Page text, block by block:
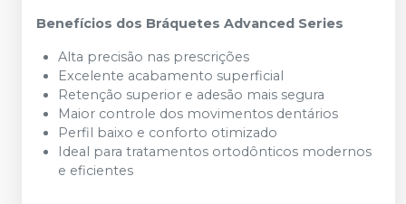
Benefícios dos Bráquetes Advanced Series
Alta precisão nas prescrições
Excelente acabamento superficial
Retenção superior e adesão mais segura
Maior controle dos movimentos dentários
Perfil baixo e conforto otimizado
Ideal para tratamentos ortodônticos modernos
e eficientes